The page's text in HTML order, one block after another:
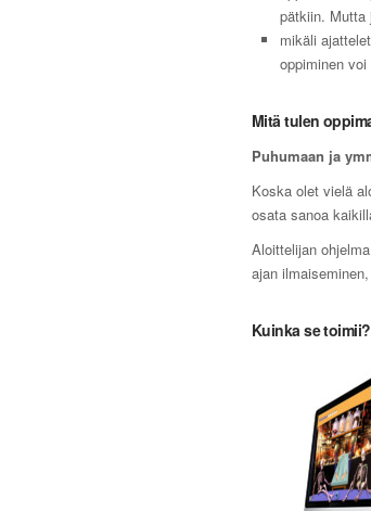
pätkiin. Mutta
mikäli
oppiminen
Mitä tulen
Puhumaan ja
Koska olet vielä
osata sanoa
Aloittelijan
ajan
Kuinka se toimii?